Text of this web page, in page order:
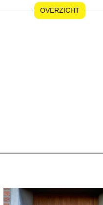
OVERZICHT